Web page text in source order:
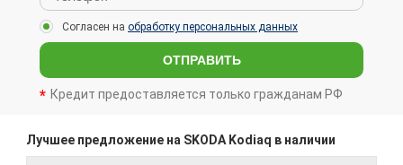
Согласен на обработку персональных данных
ОТПРАВИТЬ
Кредит предоставляется только гражданам РФ
Лучшее предложение на SKODA Kodiaq в наличии